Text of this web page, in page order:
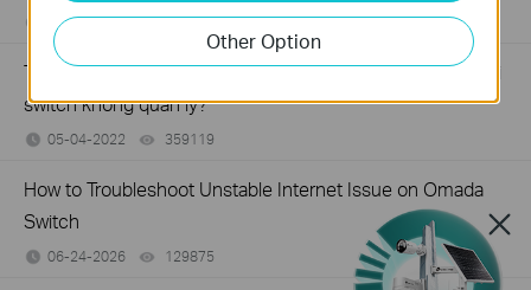
07-16-2026 317015views
Tôi có thể làm gì nếu tốc độ chậm khi PC được kết nối với
switch không quản lý?
05-04-2022 359119
How to Troubleshoot Unstable Internet Issue on Omada
Switch
06-24-2026 129875
Other Option